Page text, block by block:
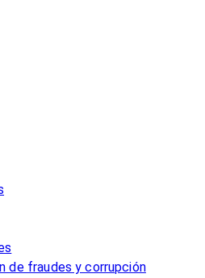
de fraudes y corrupción